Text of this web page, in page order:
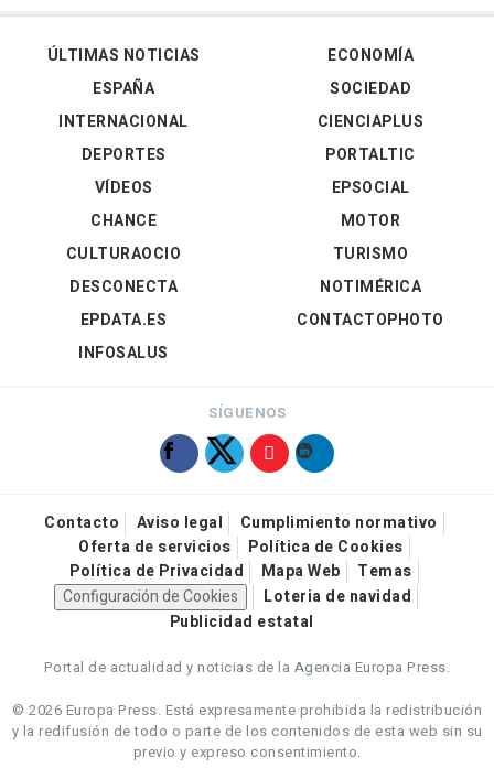
ÚLTIMAS NOTICIAS
ESPAÑA
INTERNACIONAL
DEPORTES
VÍDEOS
ECONOMÍA
SOCIEDAD
CIENCIAPLUS
PORTALTIC
EPSOCIAL
CHANCE
CULTURAOCIO
DESCONECTA
EPDATA.ES
INFOSALUS
MOTOR
TURISMO
NOTIMÉRICA
CONTACTOPHOTO
SÍGUENOS
Contacto Aviso legal
Cumplimiento normativo
Oferta de servicios
Política de Cookies
Política de Privacidad
Mapa Web
Temas
Configuración de Cookies
Loteria de navidad
Publicidad estatal
Portal de actualidad y noticias de la Agencia Europa Press.
© 2026 Europa Press. Está expresamente prohibida la redistribución
y la redifusión de todo o parte de los contenidos de esta web sin su
previo y expreso consentimiento.